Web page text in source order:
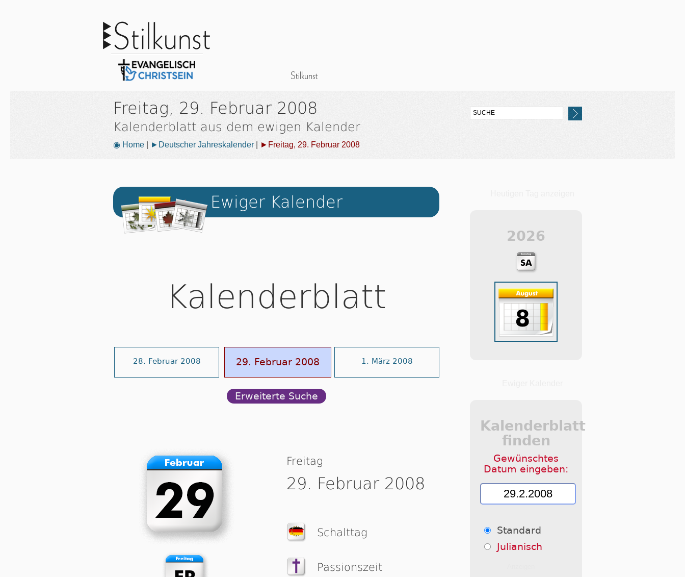
Freitag, 29. Februar 2008
Kalenderblatt aus dem ewigen Kalender
◉ Home ►Deutscher Jahreskalender ►Freitag, 29. Februar 2008
Ewiger Kalender
Kalenderblatt
28. Februar 2008 29. Februar 2008 1. März 2008
Erweiterte Suche
Freitag
29. Februar 2008
Schalttag
Passionszeit
2026
Kalenderblatt
finden
Gewünschtes
Datum eingeben:
Standard
Julianisch